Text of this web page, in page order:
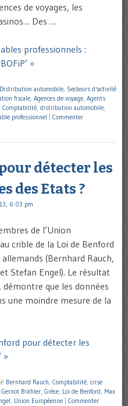
de voyages, les
Des …
professionnels :
»
Distribution automobile Secteurs d'activité
fiscale Agences de voyage Agents
Comptabilité distribution automobile
professionnel Commenter
détecter les
des Etats ?
6:03 pm
de l’Union
crible de la Loi de Benford
(Bernhard Rauch,
Stefan Engel). Le résultat
que les données
une moindre mesure de la
pour détecter les
»
Bernhard Rauch, Comptabilité, crise
Gernot Brähler, Grèce, Loi de Benford, Max
, Union Européenne Commenter